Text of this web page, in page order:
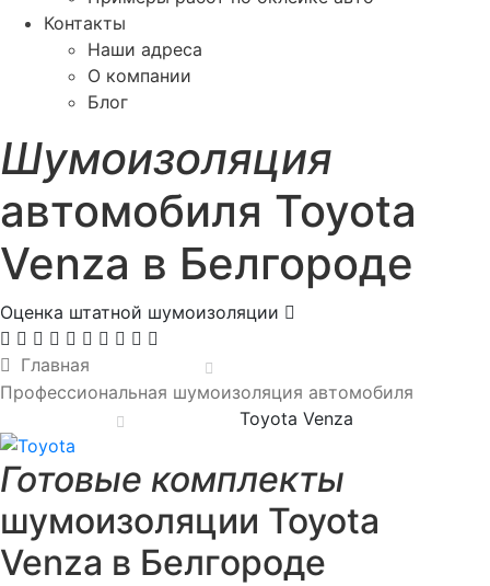
Контакты
Наши адреса
О компании
Блог
Шумоизоляция
автомобиля Toyota
Venza в Белгороде
Оценка штатной шумоизоляции
Главная
Профессиональная шумоизоляция автомобиля
Toyota Venza
Готовые комплекты
шумоизоляции Toyota
Venza в Белгороде